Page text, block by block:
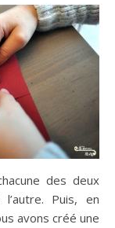
des deux
l’autre. Puis, en
avons créé une